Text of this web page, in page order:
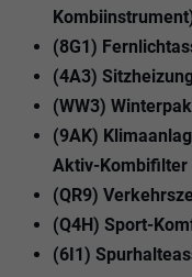
(8G1)
(4A3)
(WW3)
(9AK)
Aktiv-Kombifilter
(QR9)
(Q4H) Sport-
(6I1)